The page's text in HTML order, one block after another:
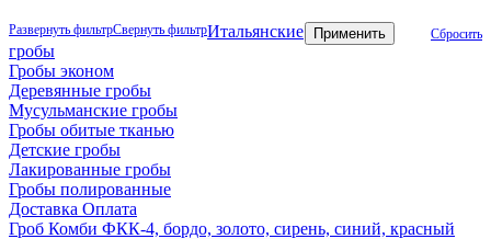
Развернуть фильтрСвернуть фильтр Применить Сбросить
Итальянские
гробы
Гробы эконом
Деревянные гробы
Мусульманские гробы
Гробы обитые тканью
Детские гробы
Лакированные гробы
Гробы полированные
Доставка Оплата
Гроб Комби ФКК-4, бордо, золото, сирень, синий, красный